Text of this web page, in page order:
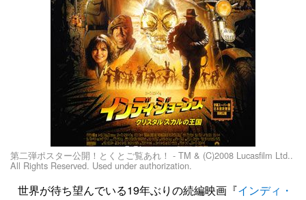
第二弾ポスター公開！とくとご覧あれ！ - TM & (C)2008 Lucasfilm Ltd..
All Rights Reserved. Used under authorization.
世界が待ち望んでいる19年ぶりの続編映画『インディ・